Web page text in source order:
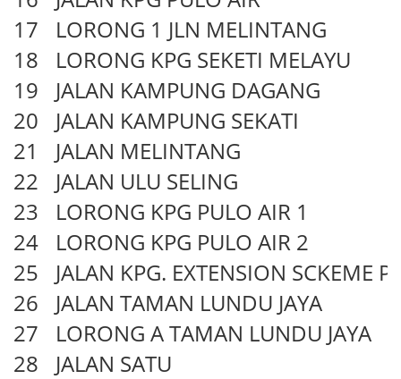
17
LORONG 1 JLN MELINTANG
18
LORONG KPG SEKETI MELAYU
19
JALAN KAMPUNG DAGANG
20
JALAN KAMPUNG SEKATI
21
JALAN MELINTANG
22
JALAN ULU SELING
23
LORONG KPG PULO AIR 1
24
LORONG KPG PULO AIR 2
25
JALAN KPG. EXTENSION SCKEME
26
JALAN TAMAN LUNDU JAYA
27
LORONG A TAMAN LUNDU JAYA
28
JALAN SATU